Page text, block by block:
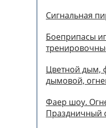
Сигнальная
Боеприпасы
Цветной дым,
дымовой,
Фаер шоу.
Праздничный